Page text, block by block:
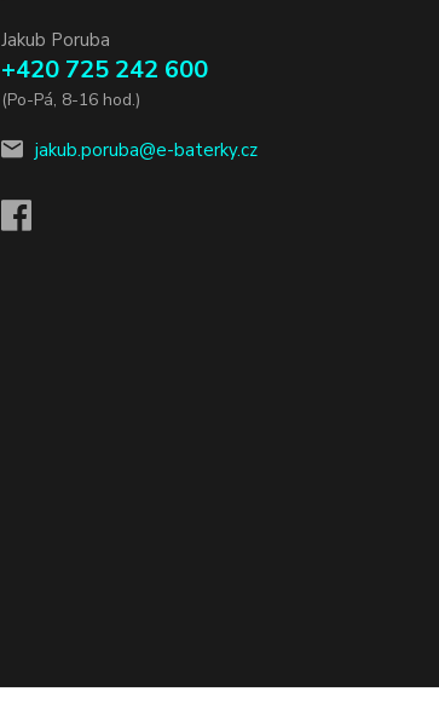
Jakub Poruba
+420 725 242 600
(Po-Pá, 8-16 hod.)
jakub.poruba@e-baterky.cz